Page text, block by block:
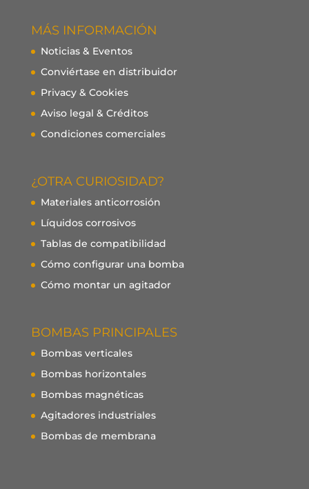
MÁS INFORMACIÓN
Noticias & Eventos
Conviértase en distribuidor
Privacy & Cookies
Aviso legal & Créditos
Condiciones comerciales
¿OTRA CURIOSIDAD?
Materiales anticorrosión
Líquidos corrosivos
Tablas de compatibilidad
Cómo configurar una bomba
Cómo montar un agitador
BOMBAS PRINCIPALES
Bombas verticales
Bombas horizontales
Bombas magnéticas
Agitadores industriales
Bombas de membrana